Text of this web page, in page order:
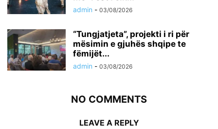
admin - 03/08/2026
“Tungjatjeta”, projekti i ri për
mësimin e gjuhës shqipe te
fëmijët...
admin - 03/08/2026
NO COMMENTS
LEAVE A REPLY